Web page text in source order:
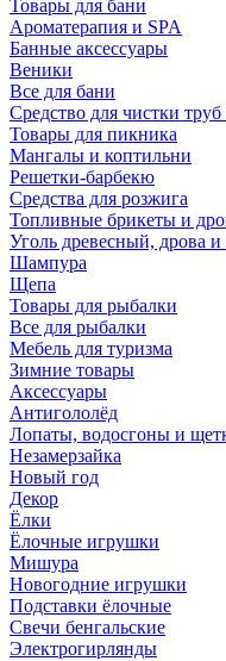
Товары для бани
Ароматерапия и SPA
Банные аксессуары
Веники
Все для бани
Средство для чистки
Товары для пикника
Мангалы и коптильни
Решетки-барбекю
Средства для розжига
Топливные брикеты и
Уголь древесный, дрова
Шампура
Щепа
Товары для рыбалки
Все для рыбалки
Мебель для туризма
Зимние товары
Аксессуары
Антигололёд
Лопаты, водосгоны и
Незамерзайка
Новый год
Декор
Ёлки
Ёлочные игрушки
Мишура
Новогодние игрушки
Подставки ёлочные
Свечи бенгальские
Электрогирлянды